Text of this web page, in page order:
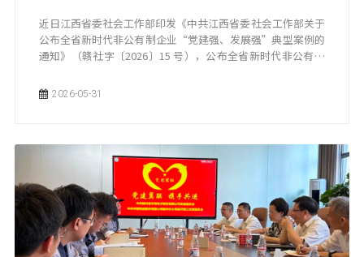
近日江西省委社会工作部印发《中共江西省委社会工作部关于
公布全省新时代非公有制企业“党建强、发展强”典型案例的
通知》（赣社字〔2026〕15 号），公布全省新时代非公有制
2026-05-31